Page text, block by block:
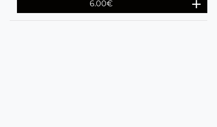
6.00€